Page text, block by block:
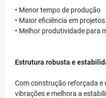
• Menor tempo de produção
• Maior eficiência em
• Melhor produtividade para
Estrutura robusta e
Com construção reforçada e
vibrações e melhora a